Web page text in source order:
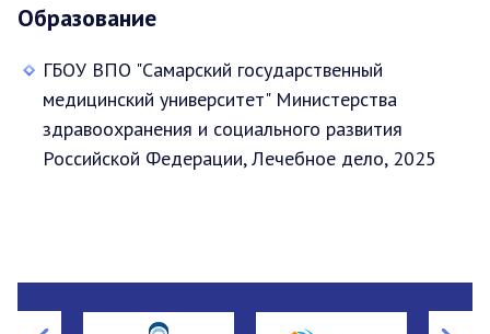
Образование
ГБОУ ВПО "Самарский государственный
медицинский университет" Министерства
здравоохранения и социального развития
Российской Федерации, Лечебное дело, 2025